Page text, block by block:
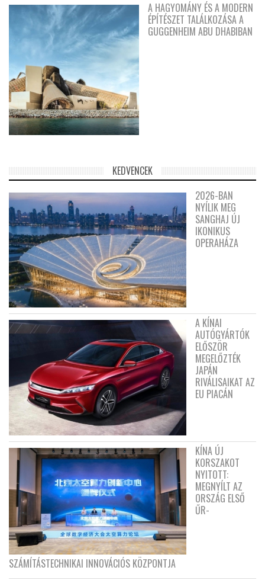
A HAGYOMÁNY ÉS A MODERN
ÉPÍTÉSZET TALÁLKOZÁSA A
GUGGENHEIM ABU DHABIBAN
KEDVENCEK
2026-BAN
NYÍLIK MEG
SANGHAJ ÚJ
IKONIKUS
OPERAHÁZA
A KÍNAI
AUTÓGYÁRTÓK
ELŐSZÖR
MEGELŐZTÉK
JAPÁN
RIVÁLISAIKAT AZ
EU PIACÁN
KÍNA ÚJ
KORSZAKOT
NYITOTT:
MEGNYÍLT AZ
ORSZÁG ELSŐ
ŰR-
SZÁMÍTÁSTECHNIKAI INNOVÁCIÓS KÖZPONTJA